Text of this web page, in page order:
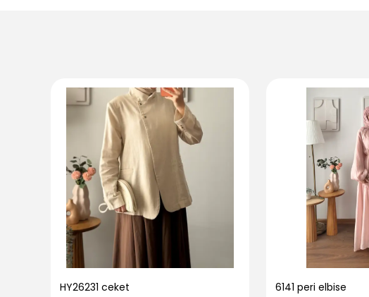
HY26231 ceket 6141 peri elbise